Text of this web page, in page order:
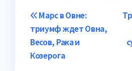
Навигация
по
записям
Марс в Овне:
триумф ждет Овна,
Весов, Рака и
Козерога